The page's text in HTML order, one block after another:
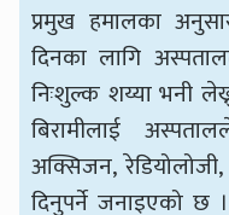
प्रमुख हमालका
दिनका लागि
निःशुल्क शय्या भनी
बिरामीलाई
अक्सिजन,
दिनुपर्ने जनाइएको छ ।